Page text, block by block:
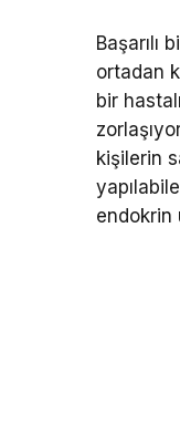
Başarılı
ortadan
bir
kişilerin
endokrin